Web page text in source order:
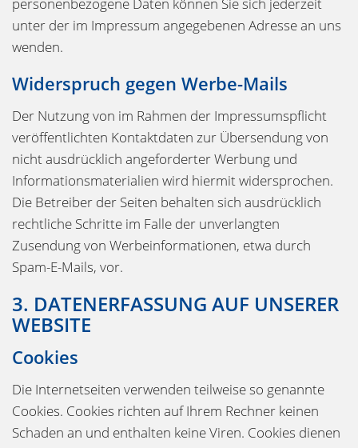
unter der im Impressum angegebenen Adresse an uns
wenden.
Widerspruch gegen Werbe-Mails
Der Nutzung von im Rahmen der Impressumspflicht
veröffentlichten Kontaktdaten zur Übersendung von
nicht ausdrücklich angeforderter Werbung und
Informationsmaterialien wird hiermit widersprochen.
Die Betreiber der Seiten behalten sich ausdrücklich
rechtliche Schritte im Falle der unverlangten
Zusendung von Werbeinformationen, etwa durch
Spam-E-Mails, vor.
3. DATENERFASSUNG AUF UNSERER
WEBSITE
Cookies
Die Internetseiten verwenden teilweise so genannte
Cookies. Cookies richten auf Ihrem Rechner keinen
Schaden an und enthalten keine Viren. Cookies dienen